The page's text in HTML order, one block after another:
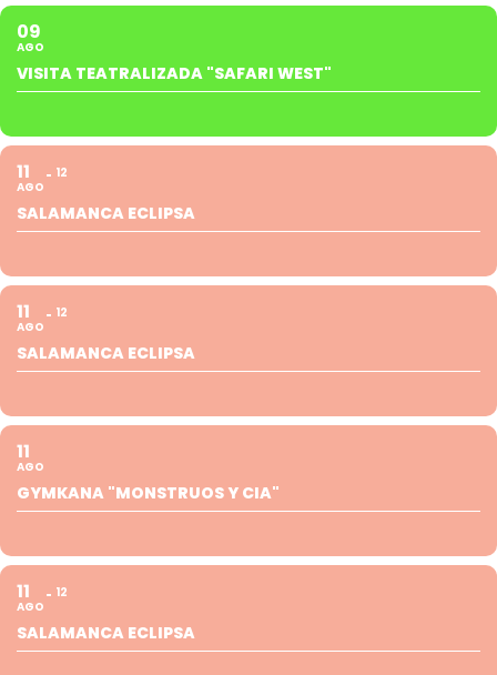
09
AGO
VISITA TEATRALIZADA "SAFARI WEST"
11
AGO
12
SALAMANCA ECLIPSA
11
AGO
12
SALAMANCA ECLIPSA
11
AGO
GYMKANA "MONSTRUOS Y CIA"
11
AGO
12
SALAMANCA ECLIPSA